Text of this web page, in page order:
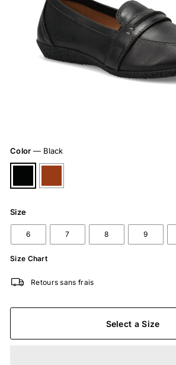
Color — Black
Size
6 7 8 9
Size Chart
Retours sans frais
Select a Size